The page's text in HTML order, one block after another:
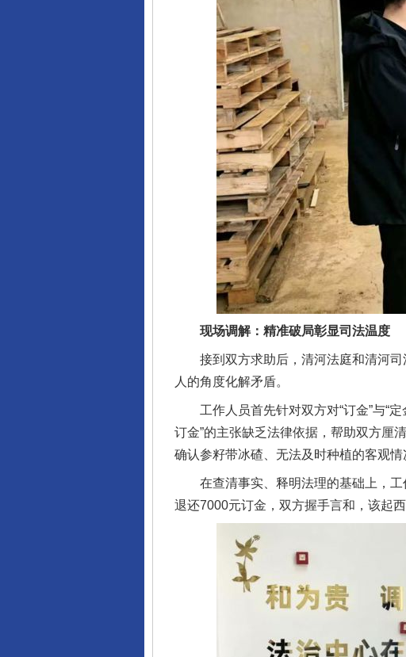
现场调解：精准破局彰显司法温度
接到双方求助后，清河法庭和清河司
人的角度化解矛盾。
工作人员首先针对双方对“订金”与“定
订金”的主张缺乏法律依据，帮助双方厘
确认参籽带冰碴、无法及时种植的客观
在查清事实、释明法理的基础上，工
退还7000元订金，双方握手言和，该起
完善运行机制助力责任有效落实